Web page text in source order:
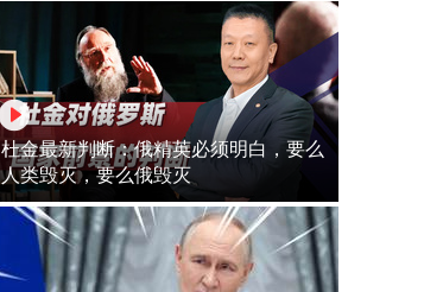
杜金最新判断：俄精英必须明白，要么
人类毁灭，要么俄毁灭